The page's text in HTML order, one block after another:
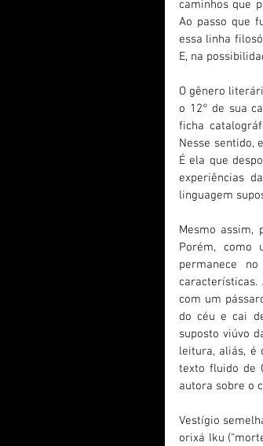
caminhos que
Ao passo que
essa linha
E, na
O gênero
o 12° de sua
ficha
Nesse sentido,
É ela que
experiências
linguagem
Mesmo assim,
Porém, como
permanece
com um
do céu e cai
suposto viúvo
leitura, aliás, é
texto fluido de
autora sobre o
Vestígio
orixá Iku